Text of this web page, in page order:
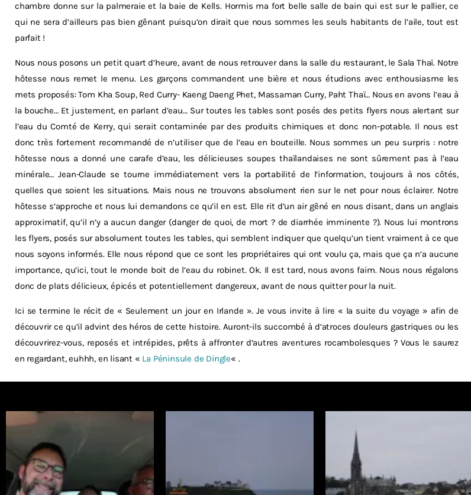
chambre donne sur la palmeraie et la baie de Kells. Hormis ma fort belle salle de bain qui est sur le pallier, ce
qui ne sera d’ailleurs pas bien gênant puisqu’on dirait que nous sommes les seuls habitants de l’aile, tout est
parfait !
Nous nous posons un petit quart d’heure, avant de nous retrouver dans la salle du restaurant, le Sala Thaï. Notre
hôtesse nous remet le menu. Les garçons commandent une bière et nous étudions avec enthousiasme les
mets proposés: Tom Kha Soup, Red Curry- Kaeng Daeng Phet, Massaman Curry, Paht Thaï… Nous en avons l’eau à
la bouche… Et justement, en parlant d’eau… Sur toutes les tables sont posés des petits flyers nous alertant sur
l’eau du Comté de Kerry, qui serait contaminée par des produits chimiques et donc non-potable. Il nous est
donc très fortement recommandé de n’utiliser que de l’eau en bouteille. Nous sommes un peu surpris : notre
hôtesse nous a donné une carafe d’eau, les délicieuses soupes thaïlandaises ne sont sûrement pas à l’eau
minérale… Jean-Claude se tourne immédiatement vers la portabilité de l’information, toujours à nos côtés,
quelles que soient les situations. Mais nous ne trouvons absolument rien sur le net pour nous éclairer. Notre
hôtesse s’approche et nous lui demandons ce qu’il en est. Elle rit d’un air gêné en nous disant, dans un anglais
approximatif, qu’il n’y a aucun danger (danger de quoi, de mort ? de diarrhée imminente ?). Nous lui montrons
les flyers, posés sur absolument toutes les tables, qui semblent indiquer que quelqu’un tient vraiment à ce que
nous soyons informés. Elle nous répond que ce sont les propriétaires qui ont voulu ça, mais que ça n’a aucune
importance, qu’ici, tout le monde boit de l’eau du robinet. Ok. Il est tard, nous avons faim. Nous nous régalons
donc de plats délicieux, épicés et potentiellement dangereux, avant de nous quitter pour la nuit.
Ici se termine le récit de « Seulement un jour en Irlande ». Je vous invite à lire « la suite du voyage » afin de
découvrir ce qu’il advint des héros de cette histoire. Auront-ils succombé à d’atroces douleurs gastriques ou les
découvrirez-vous, reposés et intrépides, prêts à affronter d’autres aventures rocambolesques ? Vous le saurez
en regardant, euhhh, en lisant « La Péninsule de Dingle« .